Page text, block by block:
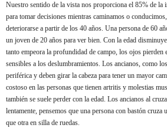
Nuestro sentido de la vista nos proporciona el 85% de la
para tomar decisiones mientras caminamos o
deteriorarse a partir de los 40 años. Una persona de 60
un joven de 20 años para ver bien. Con la edad
tanto empeora la profundidad de campo, los ojos pierden
sensibles a los deslumbramientos. Los ancianos, como
periférica y deben girar la cabeza para tener un mayor
costoso en las personas que tienen artritis y molestias
también se suele perder con la edad. Los ancianos al
lentamente, pensemos que una persona con bastón cruza
que otra en silla de ruedas.